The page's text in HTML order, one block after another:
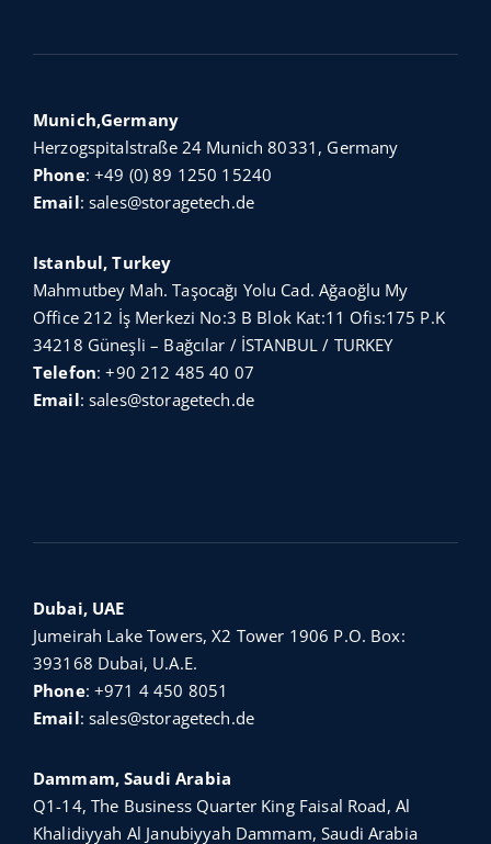
Munich,Germany
Herzogspitalstraße 24 Munich 80331, Germany
Phone:+49 (0) 89 1250 15240
Email:sales@storagetech.de
Istanbul, Turkey
Mahmutbey Mah. Taşocağı Yolu Cad. Ağaoğlu My
Office 212 İş Merkezi No:3 B Blok Kat:11 Ofis:175 P.K
34218 Güneşli – Bağcılar / İSTANBUL / TURKEY
Telefon:+90 212 485 40 07
Email:sales@storagetech.de
Dubai, UAE
Jumeirah Lake Towers, X2 Tower 1906 P.O. Box:
393168 Dubai, U.A.E.
Phone:+971 4 450 8051
Email:sales@storagetech.de
Dammam, Saudi Arabia
Q1-14, The Business Quarter King Faisal Road, Al
Khalidiyyah Al Janubiyyah Dammam, Saudi Arabia